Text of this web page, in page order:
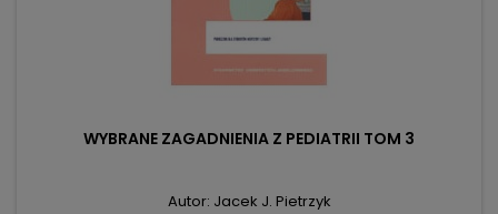
WYBRANE ZAGADNIENIA Z PEDIATRII TOM 3
Autor: Jacek J. Pietrzyk